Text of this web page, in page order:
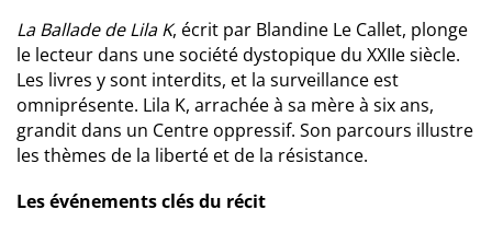
La Ballade de Lila K, écrit par Blandine Le Callet, plonge
le lecteur dans une société dystopique du XXIIe siècle.
Les livres y sont interdits, et la surveillance est
omniprésente. Lila K, arrachée à sa mère à six ans,
grandit dans un Centre oppressif. Son parcours illustre
les thèmes de la liberté et de la résistance.
Les événements clés du récit